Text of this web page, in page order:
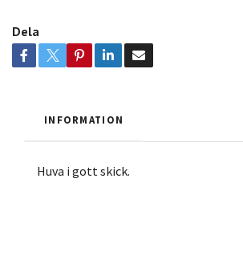
Dela
INFORMATION
Huva i gott skick.